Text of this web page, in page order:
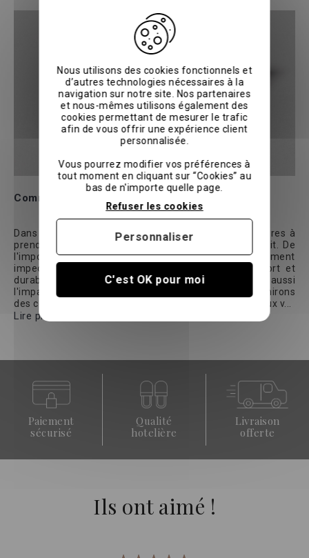
Comment choisir son drap housse ?
Dans cet article, voyons ensemble les différents critères à
prendre en compte pour choisir le drap housse parfait. De
l'importance des dimensions pour un ajustement
impeccable à la qualité du tissu garantissant confort et
durabilité, chaque détail compte. Nous aborderons aussi
l'impact environnemental de votre choix et vous fournirons
des conseils pratiques pour adapter votre linge de lit aux v...
Lire plus »
Ils ont aimé !
Paiement
sécurisé
Qualité
hotelière
Livraison
offerte
Nous utilisons des cookies fonctionnels et
d’autres technologies nécessaires à la
navigation sur notre site. Nos partenaires
et nous-mêmes utilisons également des
cookies permettant de mesurer le trafic
afin de vous offrir une expérience client
personnalisée.
Vous pourrez modifier vos préférences à
tout moment en cliquant sur “Cookies” au
bas de n'importe quelle page.
C'est OK pour moi
Refuser les cookies
Personnaliser